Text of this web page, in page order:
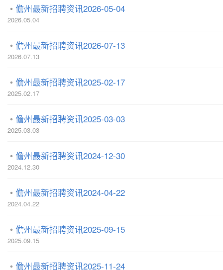
儋州最新招聘资讯2026-05-04
2026.05.04
儋州最新招聘资讯2026-07-13
2026.07.13
儋州最新招聘资讯2025-02-17
2025.02.17
儋州最新招聘资讯2025-03-03
2025.03.03
儋州最新招聘资讯2024-12-30
2024.12.30
儋州最新招聘资讯2024-04-22
2024.04.22
儋州最新招聘资讯2025-09-15
2025.09.15
儋州最新招聘资讯2025-11-24